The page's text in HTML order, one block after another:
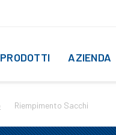
PRODOTTI AZIENDA
Riempimento Sacchi